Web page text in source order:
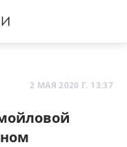
2 МАЯ 2020 Г. 13:37